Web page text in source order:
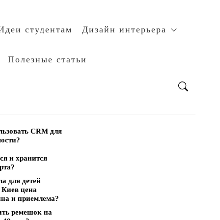
студентам Дизайн интерьера
Полезные статьи
CRM для
и хранится
для детей
цена
и приемлема?
ремешок на